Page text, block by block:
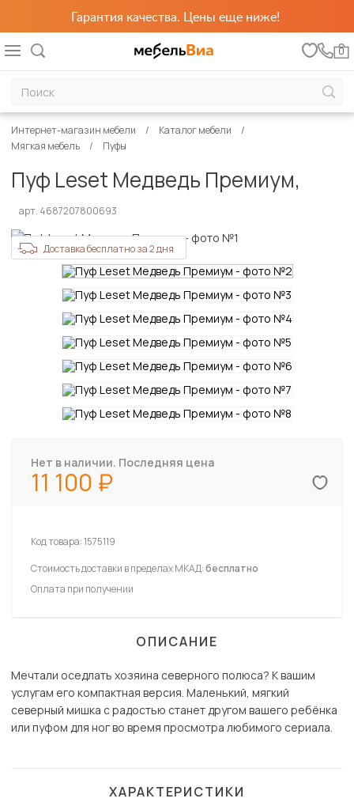
Гарантия качества. Цены еще ниже!
0
Интернет-магазин мебели
Каталог мебели
Мягкая мебель
Пуфы
Пуф Leset Медведь Премиум,
арт. 4687207800693
Доставка бесплатно за 2 дня
Нет в наличии. Последняя цена
11 100
Код товара:1575119
Стоимость доставки в пределах МКАД:бесплатно
Оплата при получении
ОПИСАНИЕ
Мечтали оседлать хозяина северного полюса? К вашим
услугам его компактная версия. Маленький, мягкий
северный мишка с радостью станет другом вашего ребёнка
или пуфом для ног во время просмотра любимого сериала.
ХАРАКТЕРИСТИКИ